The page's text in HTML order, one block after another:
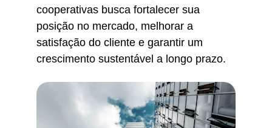
cooperativas busca fortalecer sua
posição no mercado, melhorar a
satisfação do cliente e garantir um
crescimento sustentável a longo prazo.